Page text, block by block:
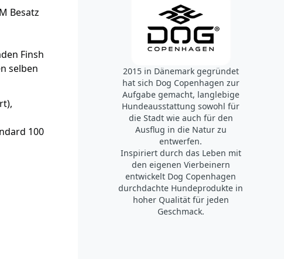
Besatz
Finsh
selben
100
2015 in Dänemark gegründet
hat sich Dog Copenhagen zur
Aufgabe gemacht, langlebige
Hundeausstattung sowohl für
die Stadt wie auch für den
Ausflug in die Natur zu
entwerfen.
Inspiriert durch das Leben mit
den eigenen Vierbeinern
entwickelt Dog Copenhagen
durchdachte Hundeprodukte in
hoher Qualität für jeden
Geschmack.